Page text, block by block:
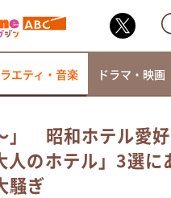
の過ぎるTV
エティ・音楽 ドラマ・映画
」 昭和ホテル愛
人のホテル」3選に
騒ぎ